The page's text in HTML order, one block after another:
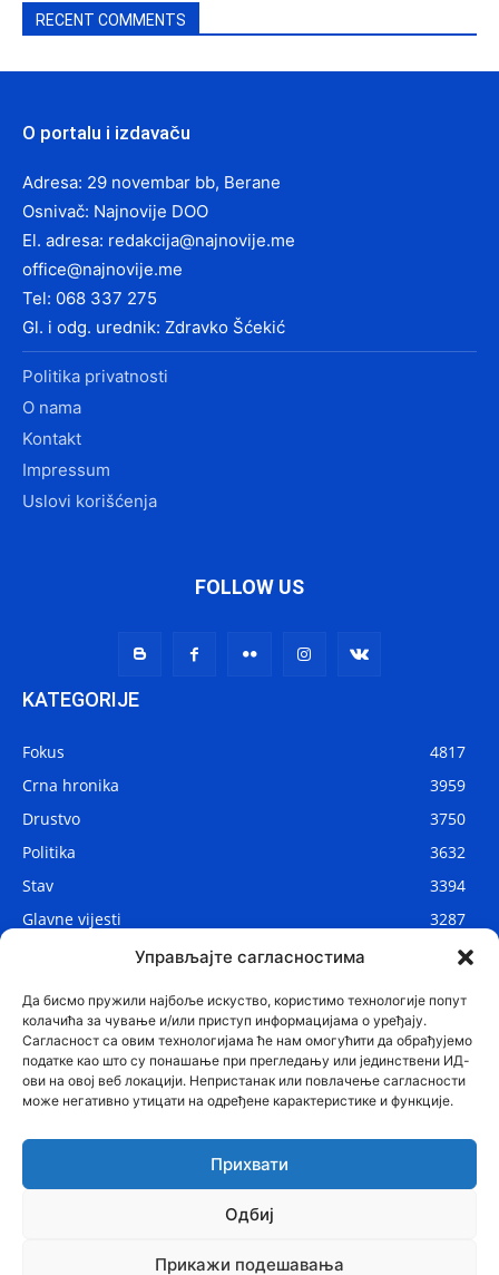
Управљајте сагласностима
Да бисмо пружили најбоље искуство, користимо технологије попут
колачића за чување и/или приступ информацијама о уређају.
Сагласност са овим технологијама ће нам омогућити да обрађујемо
податке као што су понашање при прегледању или јединствени ИД-
ови на овој веб локацији. Непристанак или повлачење сагласности
може негативно утицати на одређене карактеристике и функције.
Прихвати
Одбиј
Прикажи подешавања
RECENT COMMENTS
O portalu i izdavaču
Adresa: 29 novembar bb, Berane
Osnivač: Najnovije DOO
El. adresa: redakcija@najnovije.me
office@najnovije.me
Tel: 068 337 275
Gl. i odg. urednik: Zdravko Šćekić
Politika privatnosti
O nama
Kontakt
Impressum
Uslovi korišćenja
FOLLOW US
KATEGORIJE
Fokus
4817
Crna hronika
3959
Drustvo
3750
Politika
3632
Stav
3394
Glavne vijesti
3287
2910